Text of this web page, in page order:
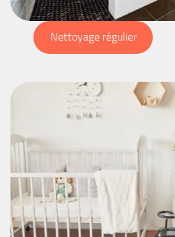
Nettoyage régulier